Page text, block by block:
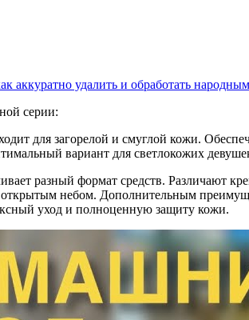
аккуратно удалить и обработать
серии:
для загорелой и смуглой кожи.
вариант для светлокожих
разный формат средств. Различают
небом. Дополнительным
уход и полноценную защиту кожи.